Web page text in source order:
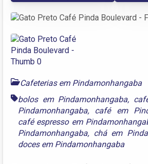
Cafeterias em Pindamonhangaba
bolos em Pindamonhangaba,
Pindamonhangaba, café em
café espresso em
Pindamonhangaba, chá em
doces em Pindamonhangaba